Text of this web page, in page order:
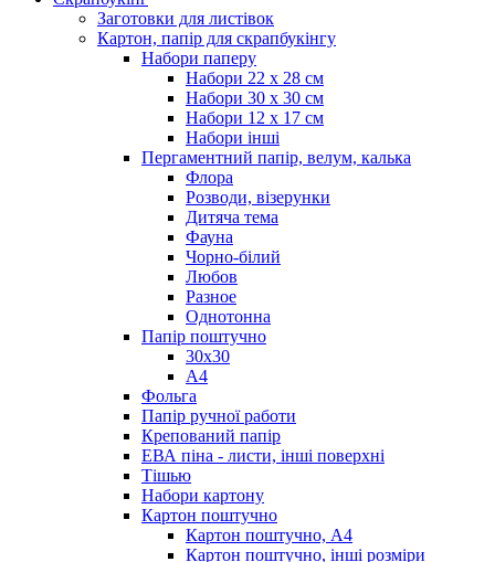
Заготовки для листівок
Картон, папір для скрапбукінгу
Набори паперу
Набори 22 х 28 см
Набори 30 х 30 см
Набори 12 х 17 см
Набори інші
Пергаментний папір, велум, калька
Флора
Розводи, візерунки
Дитяча тема
Фауна
Чорно-білий
Любов
Разное
Однотонна
Папір поштучно
30х30
А4
Фольга
Папір ручної работи
Крепований папір
ЕВА піна - листи, інші поверхні
Тішью
Набори картону
Картон поштучно
Картон поштучно, А4
Картон поштучно, інші розміри